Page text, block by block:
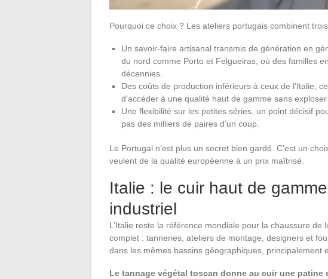
Pourquoi ce choix ? Les ateliers portugais combinent
Un savoir-faire artisanal transmis de génération en
du nord comme Porto et Felgueiras, où des familles
décennies.
Des coûts de production inférieurs à ceux de l’Italie,
d’accéder à une qualité haut de gamme sans
Une flexibilité sur les petites séries, un point décisif
pas des milliers de paires d’un coup.
Le Portugal n’est plus un secret bien gardé. C’est un
veulent de la qualité européenne à un prix maîtrisé.
Italie : le cuir haut de
industriel
L’Italie reste la référence mondiale pour la chaussure
complet : tanneries, ateliers de montage, designers et
dans les mêmes bassins géographiques, principalement
Le tannage végétal toscan donne au cuir une